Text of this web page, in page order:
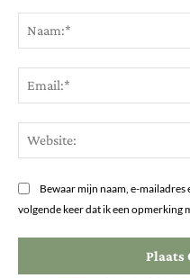
Bewaar mijn naam, e-
volgende keer dat ik een opmerking